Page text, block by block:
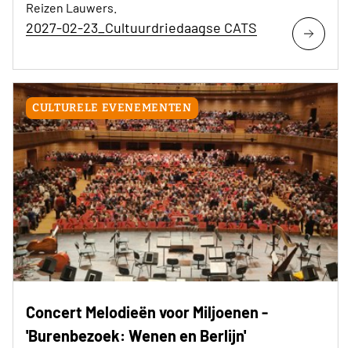
Reizen Lauwers.
2027-02-23_Cultuurdriedaagse CATS
CULTURELE EVENEMENTEN
Concert Melodieën voor Miljoenen -
'Burenbezoek: Wenen en Berlijn'